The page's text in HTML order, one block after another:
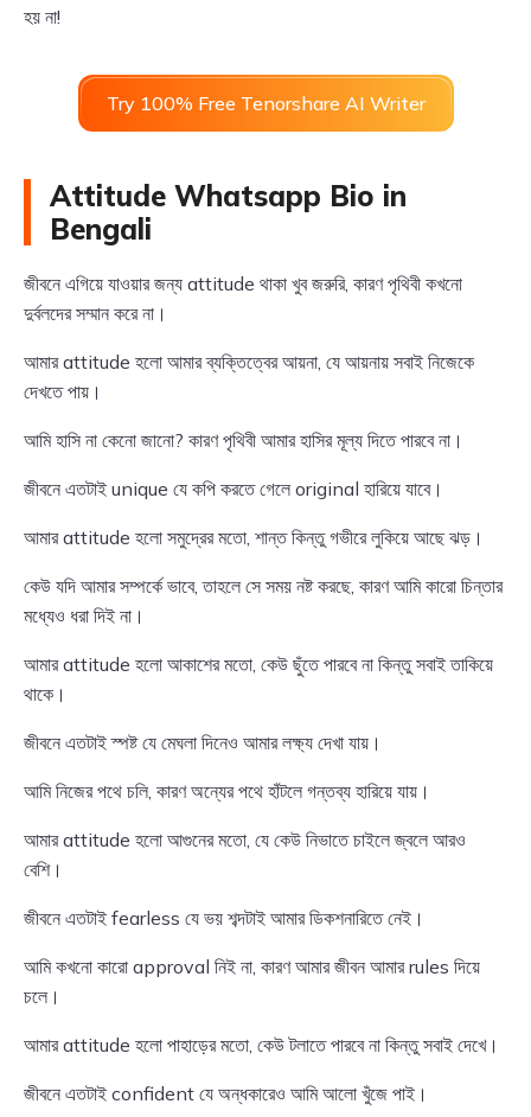
হয় না!
Try 100% Free Tenorshare AI Writer
Attitude Whatsapp Bio in
Bengali
জীবনে এগিয়ে যাওয়ার জন্য attitude থাকা খুব জরুরি, কারণ পৃথিবী কখনো
দুর্বলদের সম্মান করে না।
আমার attitude হলো আমার ব্যক্তিত্বের আয়না, যে আয়নায় সবাই নিজেকে
দেখতে পায়।
আমি হাসি না কেনো জানো? কারণ পৃথিবী আমার হাসির মূল্য দিতে পারবে না।
জীবনে এতটাই unique যে কপি করতে গেলে original হারিয়ে যাবে।
আমার attitude হলো সমুদ্রের মতো, শান্ত কিন্তু গভীরে লুকিয়ে আছে ঝড়।
কেউ যদি আমার সম্পর্কে ভাবে, তাহলে সে সময় নষ্ট করছে, কারণ আমি কারো চিন্তার
মধ্যেও ধরা দিই না।
আমার attitude হলো আকাশের মতো, কেউ ছুঁতে পারবে না কিন্তু সবাই তাকিয়ে
থাকে।
জীবনে এতটাই স্পষ্ট যে মেঘলা দিনেও আমার লক্ষ্য দেখা যায়।
আমি নিজের পথে চলি, কারণ অন্যের পথে হাঁটলে গন্তব্য হারিয়ে যায়।
আমার attitude হলো আগুনের মতো, যে কেউ নিভাতে চাইলে জ্বলে আরও
বেশি।
জীবনে এতটাই fearless যে ভয় শব্দটাই আমার ডিকশনারিতে নেই।
আমি কখনো কারো approval নিই না, কারণ আমার জীবন আমার rules দিয়ে
চলে।
আমার attitude হলো পাহাড়ের মতো, কেউ টলাতে পারবে না কিন্তু সবাই দেখে।
জীবনে এতটাই confident যে অন্ধকারেও আমি আলো খুঁজে পাই।